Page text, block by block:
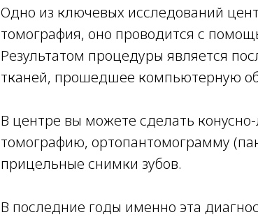
Одно из ключевых исследований
томография, оно проводится с
Результатом процедуры является
тканей, прошедшее компьютерную
В центре вы можете сделать
томографию, ортопантомограмму
прицельные снимки зубов.
В последние годы именно эта